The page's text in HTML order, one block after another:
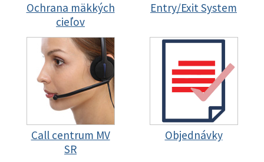
Ochrana mäkkých
cieľov
Entry/Exit System
Call centrum MV
SR
Objednávky